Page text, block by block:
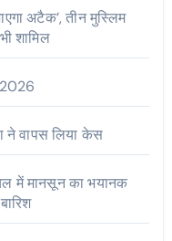
अटैक’, तीन मुस्लिम
शामिल
ने वापस लिया केस
में मानसून का भयानक